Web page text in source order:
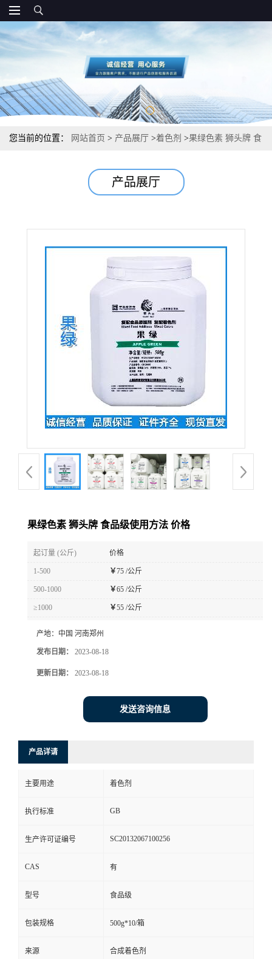
您当前的位置： 网站首页 > 产品展厅 >着色剂 >果绿色素 狮头牌 食
产品展厅
果绿色素 狮头牌 食品级使用方法 价格
起订量 (公斤) 价格
1-500 ￥75 /公斤
500-1000 ￥65 /公斤
≥1000 ￥55 /公斤
产地： 中国 河南郑州
发布日期： 2023-08-18
更新日期： 2023-08-18
发送咨询信息
产品详请
主要用途 着色剂
执行标准 GB
生产许可证编号 SC20132067100256
CAS 有
型号 食品级
包装规格 500g*10/箱
来源 合成着色剂